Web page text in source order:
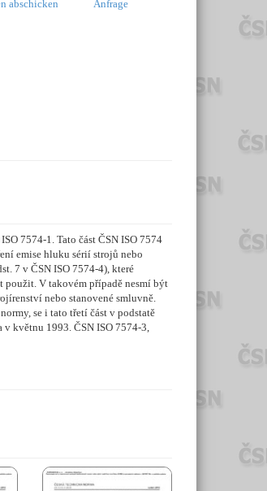
abschicken Anfrage
7574-1. Tato část ČSN ISO 7574
emise hluku sérií strojů nebo
7 v ČSN ISO 7574-4), které
V takovém případě nesmí být
nebo stanovené smluvně.
se i tato třetí část v podstatě
květnu 1993. ČSN ISO 7574-3,